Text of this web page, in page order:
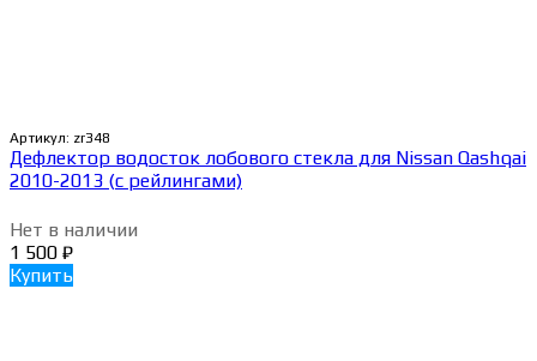
Артикул: zr348
Дефлектор водосток лобового стекла для Nissan Qashqai
2010-2013 (с рейлингами)
Нет в наличии
1 500 ₽
Купить